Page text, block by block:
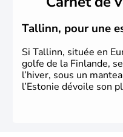
Tallinn, pour une
Si Tallinn, située en
golfe de la Finlande,
l’hiver, sous un
l’Estonie dévoile son